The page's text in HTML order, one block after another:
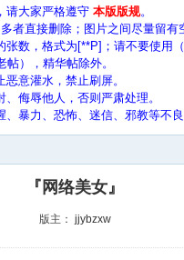
请大家严格遵守 本版版规。
者直接删除；图片之间尽量留
张数，格式为[**P]；请不要使用
），精华帖除外。
意灌水，禁止刷屏。
侮辱他人，否则严肃处理。
暴力、恐怖、迷信、邪教等不
『网络美女』
版主： jjybzxw